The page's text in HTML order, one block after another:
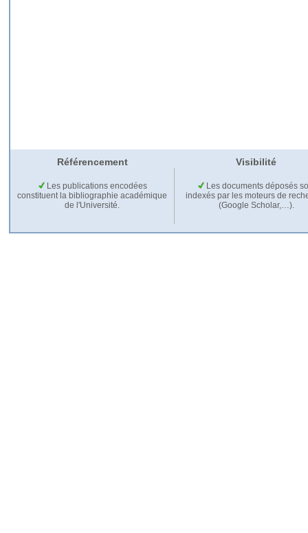
Référencement Visibilité
Les publications encodées
constituent la bibliographie académique
de l'Université.
Les documents déposés
indexés par les moteurs de
(Google Scholar,…).